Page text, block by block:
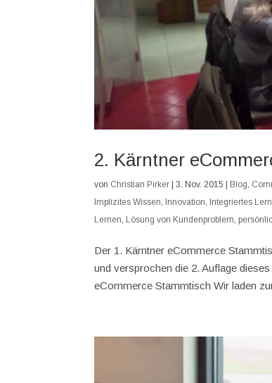
2. Kärntner
von Christian Pirker |3. Nov. 2015 Blog,
Implizites Wissen, Innovation, Integriertes
Lernen, Lösung von Kundenproblem,
Der 1. Kärntner eCommerce
und versprochen die 2. Auflage
eCommerce Stammtisch Wir laden